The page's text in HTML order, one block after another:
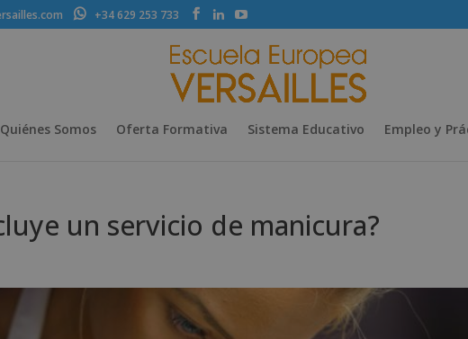
+34 629 253 733
Quiénes Somos Oferta Formativa Sistema Educativo Empleo y
un servicio de manicura?